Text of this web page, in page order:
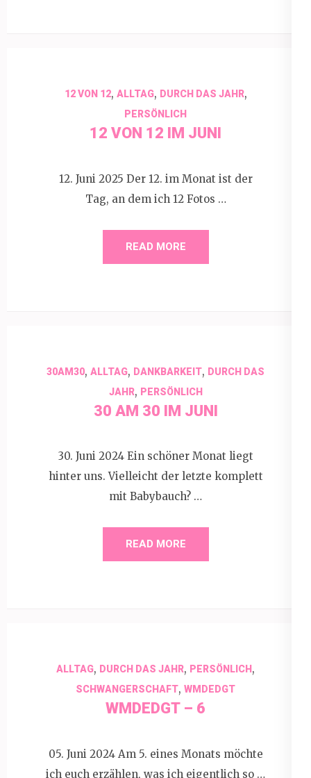
12 VON 12, ALLTAG, DURCH DAS JAHR,
PERSÖNLICH
12 VON 12 IM JUNI
12. Juni 2025 Der 12. im Monat ist der
Tag, an dem ich 12 Fotos …
READ MORE
30AM30, ALLTAG, DANKBARKEIT, DURCH DAS
JAHR, PERSÖNLICH
30 AM 30 IM JUNI
30. Juni 2024 Ein schöner Monat liegt
hinter uns. Vielleicht der letzte komplett
mit Babybauch? …
READ MORE
ALLTAG, DURCH DAS JAHR, PERSÖNLICH ,
SCHWANGERSCHAFT, WMDEDGT
WMDEDGT – 6
05. Juni 2024 Am 5. eines Monats möchte
ich euch erzählen, was ich eigentlich so …